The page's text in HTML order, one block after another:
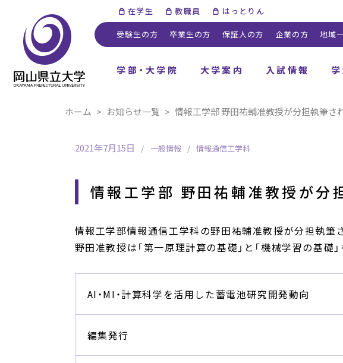
学部・大学院 大学案内 入試情報
受験生の方 卒業生の方 保証人の方 企業の方 地域
在学生 教職員 はっとりん
ホーム お知らせ一覧 情報工学部 野田祐輔准教授が分担執筆さ
2021年7月15日 一般情報 情報通信工学科
情報工学部 野田祐輔准教授が分
情報工学部情報通信工学科の野田祐輔准教授が分担執筆
野田准教授は「第一原理計算の基礎」と「機械学習の基礎
AI・MI・計算科学を活用した蓄電池研究開発動向
編集発行